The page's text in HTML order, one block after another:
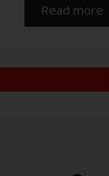
Read more